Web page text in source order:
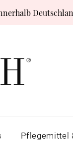
Pflegemittel